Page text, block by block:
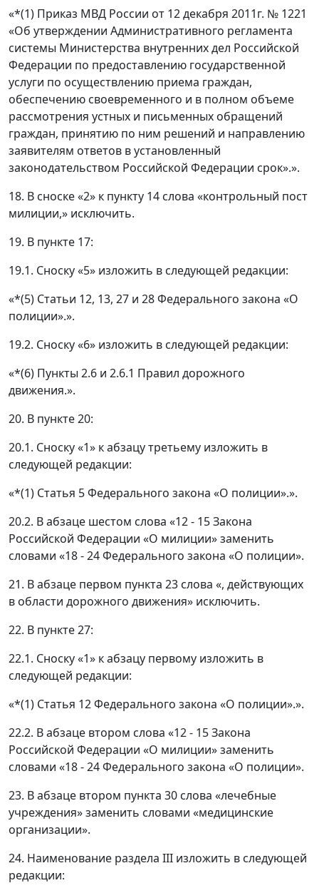
«*(1) Приказ МВД России от 12 декабря 2011г. № 1221
«Об утверждении Административного регламента
системы Министерства внутренних дел Российской
Федерации по предоставлению государственной
услуги по осуществлению приема граждан,
обеспечению своевременного и в полном объеме
рассмотрения устных и письменных обращений
граждан, принятию по ним решений и направлению
заявителям ответов в установленный
законодательством Российской Федерации срок».».
18. В сноске «2» к пункту 14 слова «контрольный пост
милиции,» исключить.
19. В пункте 17:
19.1. Сноску «5» изложить в следующей редакции:
«*(5) Статьи 12, 13, 27 и 28 Федерального закона «О
полиции».».
19.2. Сноску «6» изложить в следующей редакции:
«*(6) Пункты 2.6 и 2.6.1 Правил дорожного
движения.».
20. В пункте 20:
20.1. Сноску «1» к абзацу третьему изложить в
следующей редакции:
«*(1) Статья 5 Федерального закона «О полиции».».
20.2. В абзаце шестом слова «12 - 15 Закона
Российской Федерации «О милиции» заменить
словами «18 - 24 Федерального закона «О полиции».
21. В абзаце первом пункта 23 слова «, действующих
в области дорожного движения» исключить.
22. В пункте 27:
22.1. Сноску «1» к абзацу первому изложить в
следующей редакции:
«*(1) Статья 12 Федерального закона «О полиции».».
22.2. В абзаце втором слова «12 - 15 Закона
Российской Федерации «О милиции» заменить
словами «18 - 24 Федерального закона «О полиции».
23. В абзаце втором пункта 30 слова «лечебные
учреждения» заменить словами «медицинские
организации».
24. Наименование раздела III изложить в следующей
редакции: